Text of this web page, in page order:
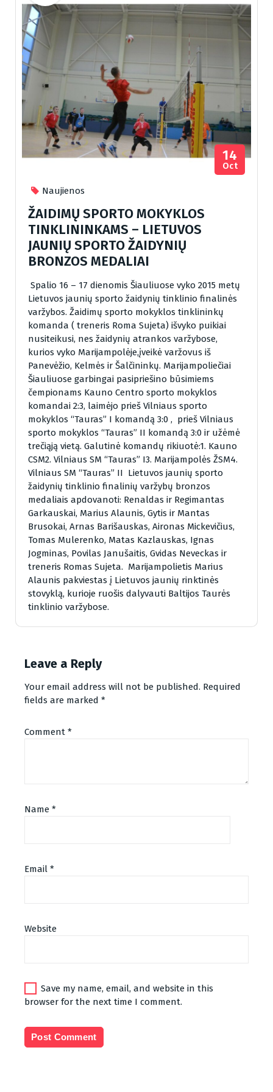
Naujienos
14
Oct
ŽAIDIMŲ SPORTO MOKYKLOS
TINKLININKAMS – LIETUVOS
JAUNIŲ SPORTO ŽAIDYNIŲ
BRONZOS MEDALIAI
Spalio 16 – 17 dienomis Šiauliuose vyko 2015 metų
Lietuvos jaunių sporto žaidynių tinklinio finalinės
varžybos. Žaidimų sporto mokyklos tinklininkų
komanda ( treneris Roma Sujeta) išvyko puikiai
nusiteikusi, nes žaidynių atrankos varžybose,
kurios vyko Marijampolėje,įveikė varžovus iš
Panevėžio, Kelmės ir Šalčininkų. Marijampoliečiai
Šiauliuose garbingai pasipriešino būsimiems
čempionams Kauno Centro sporto mokyklos
komandai 2:3, laimėjo prieš Vilniaus sporto
mokyklos “Tauras” I komandą 3:0 , prieš Vilniaus
sporto mokyklos “Tauras” II komandą 3:0 ir užėmė
trečiąją vietą. Galutinė komandų rikiuotė:1. Kauno
CSM2. Vilniaus SM “Tauras” I3. Marijampolės ŽSM4.
Vilniaus SM “Tauras” II Lietuvos jaunių sporto
žaidynių tinklinio finalinių varžybų bronzos
medaliais apdovanoti: Renaldas ir Regimantas
Garkauskai, Marius Alaunis, Gytis ir Mantas
Brusokai, Arnas Barišauskas, Aironas Mickevičius,
Tomas Mulerenko, Matas Kazlauskas, Ignas
Jogminas, Povilas Janušaitis, Gvidas Neveckas ir
treneris Romas Sujeta. Marijampolietis Marius
Alaunis pakviestas į Lietuvos jaunių rinktinės
stovyklą, kurioje ruošis dalyvauti Baltijos Taurės
tinklinio varžybose.
Leave a Reply
Your email address will not be published. Required
fields are marked *
Comment *
Name *
Email *
Website
Save my name, email, and website in this
browser for the next time I comment.